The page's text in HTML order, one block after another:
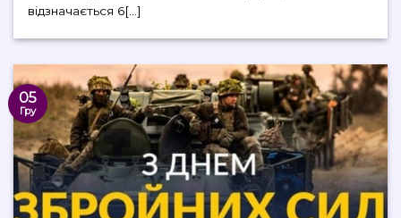
відзначається 6[...]
05
Гру